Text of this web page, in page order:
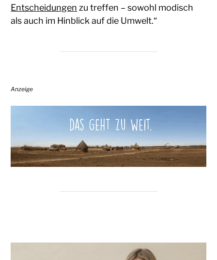
Entscheidungen zu treffen – sowohl modisch
als auch im Hinblick auf die Umwelt.“
Anzeige